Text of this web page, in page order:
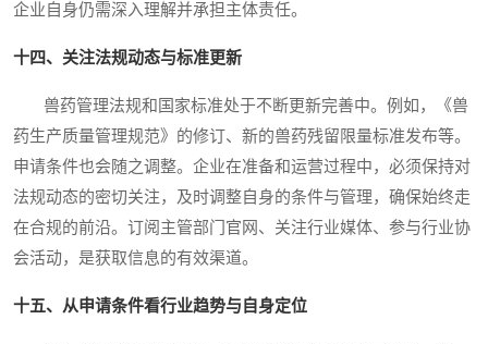
企业自身仍需深入理解并承担主体责任。
十四、关注法规动态与标准更新
兽药管理法规和国家标准处于不断更新完善中。例如，《兽
药生产质量管理规范》的修订、新的兽药残留限量标准发布等。
申请条件也会随之调整。企业在准备和运营过程中，必须保持对
法规动态的密切关注，及时调整自身的条件与管理，确保始终走
在合规的前沿。订阅主管部门官网、关注行业媒体、参与行业协
会活动，是获取信息的有效渠道。
十五、从申请条件看行业趋势与自身定位